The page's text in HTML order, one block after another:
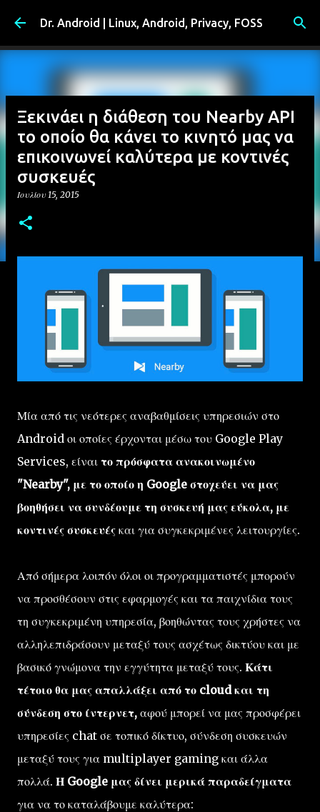
Μετάβαση στο κύριο περιεχόμενο
Dr. Android | Linux, Android, Privacy, FOSS
Ξεκινάει η διάθεση του Nearby API
το οποίο θα κάνει το κινητό μας να
επικοινωνεί καλύτερα με κοντινές
συσκευές
Ιουλίου 15, 2015
Μία από τις νεότερες αναβαθμίσεις υπηρεσιών στο
Android οι οποίες έρχονται μέσω του Google Play
Services, είναι το πρόσφατα ανακοινωμένο
"Nearby", με το οποίο η Google στοχεύει να μας
βοηθήσει να συνδέουμε τη συσκευή μας εύκολα, με
κοντινές συσκευές και για συγκεκριμένες λειτουργίες.
Από σήμερα λοιπόν όλοι οι προγραμματιστές μπορούν
να προσθέσουν στις εφαρμογές και τα παιχνίδια τους
τη συγκεκριμένη υπηρεσία, βοηθώντας τους χρήστες να
αλληλεπιδράσουν μεταξύ τους ασχέτως δικτύου και με
βασικό γνώμονα την εγγύτητα μεταξύ τους. Κάτι
τέτοιο θα μας απαλλάξει από το cloud και τη
σύνδεση στο ίντερνετ, αφού μπορεί να μας προσφέρει
υπηρεσίες chat σε τοπικό δίκτυο, σύνδεση συσκευών
μεταξύ τους για multiplayer gaming και άλλα
πολλά. Η Google μας δίνει μερικά παραδείγματα
για να το καταλάβουμε καλύτερα: